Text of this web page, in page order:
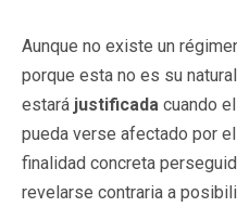
Aunque no existe un
porque esta no es su
estará justificada cuando el
pueda verse afectado por
finalidad concreta
revelarse contraria a